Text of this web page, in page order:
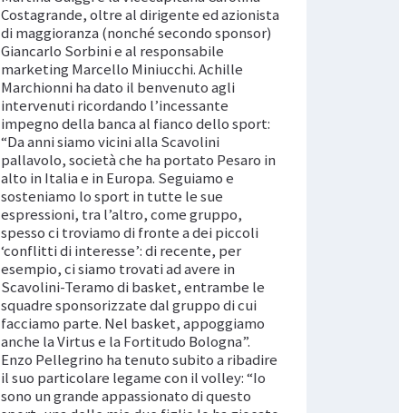
Costagrande, oltre al dirigente ed azionista
di maggioranza (nonché secondo sponsor)
Giancarlo Sorbini e al responsabile
marketing Marcello Miniucchi. Achille
Marchionni ha dato il benvenuto agli
intervenuti ricordando l’incessante
impegno della banca al fianco dello sport:
“Da anni siamo vicini alla Scavolini
pallavolo, società che ha portato Pesaro in
alto in Italia e in Europa. Seguiamo e
sosteniamo lo sport in tutte le sue
espressioni, tra l’altro, come gruppo,
spesso ci troviamo di fronte a dei piccoli
‘conflitti di interesse’: di recente, per
esempio, ci siamo trovati ad avere in
Scavolini-Teramo di basket, entrambe le
squadre sponsorizzate dal gruppo di cui
facciamo parte. Nel basket, appoggiamo
anche la Virtus e la Fortitudo Bologna”.
Enzo Pellegrino ha tenuto subito a ribadire
il suo particolare legame con il volley: “Io
sono un grande appassionato di questo